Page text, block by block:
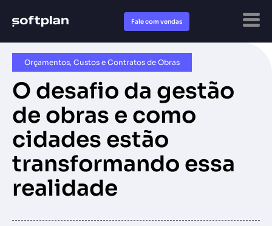
Fale com vendas
Orçamentos, Custos e Contratos de Obras
O desafio da gestão
de obras e como
cidades estão
transformando essa
realidade